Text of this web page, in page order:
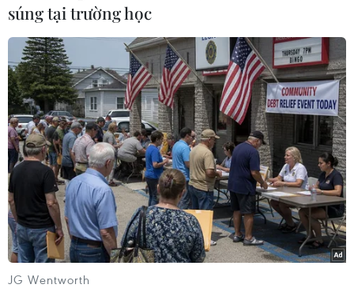
Theo ghi nhận của hãng tin Reuters (Anh), tại
Khurais, công tác khôi phục các cơ sở hạ tầng bị
phá hủy đang diễn ra khẩn trương./.
(TTXVN/Vietnam+)
súng tại trường học
JG Wentworth